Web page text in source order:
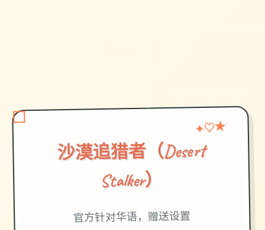
沙漠追猎者（Desert
Stalker）
✦
♡★
官方针对华语，赠送设置